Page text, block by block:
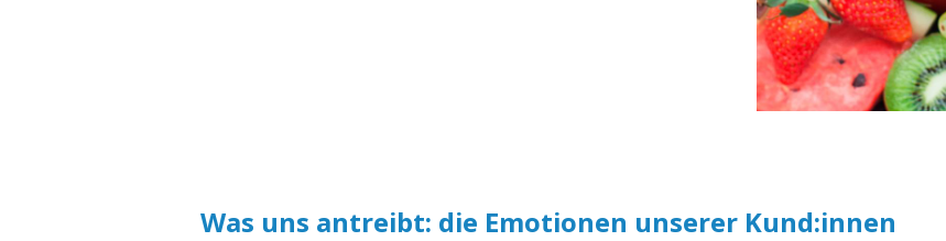
Was uns antreibt: die Emotionen unserer Kund:innen